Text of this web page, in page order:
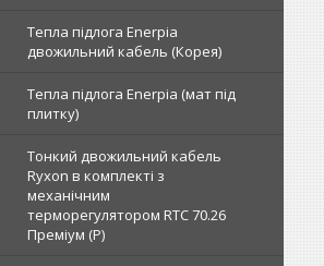
Тепла підлога Enerpia
двожильний кабель (Корея)
Тепла підлога Enerpia (мат під
плитку)
Тонкий двожильний кабель
Ryxon в комплекті з
механічним
терморегулятором RTC 70.26
Преміум (Р)